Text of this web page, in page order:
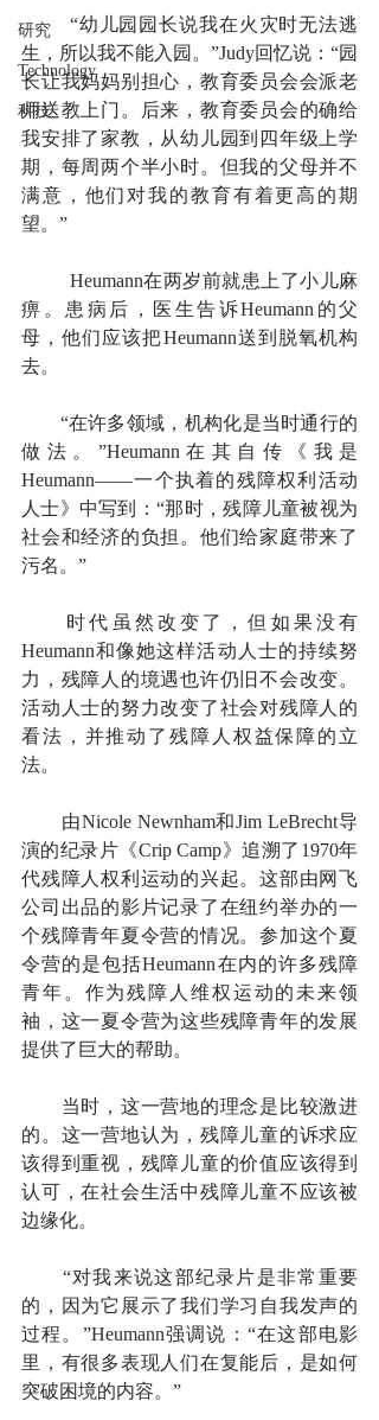
研究
Technology
科技
	“幼儿园园长说我在火灾时无法逃
生，所以我不能入园。”Judy回忆说：“园
长让我妈妈别担心，教育委员会会派老
师送教上门。后来，教育委员会的确给
我安排了家教，从幼儿园到四年级上学
期，每周两个半小时。但我的父母并不
满意，他们对我的教育有着更高的期
望。”
痹。患病后，医生告诉Heumann的父
母，他们应该把Heumann送到脱氧机构
去。
“在许多领域，机构化是当时通行的
做法。”Heumann在其自传《我是
Heumann——一个执着的残障权利活动
人士》中写到：“那时，残障儿童被视为
社会和经济的负担。他们给家庭带来了
污名。”
时代虽然改变了，但如果没有
Heumann和像她这样活动人士的持续努
力，残障人的境遇也许仍旧不会改变。
活动人士的努力改变了社会对残障人的
看法，并推动了残障人权益保障的立
法。
由Nicole Newnham和Jim LeBrecht导
演的纪录片《Crip Camp》追溯了1970年
代残障人权利运动的兴起。这部由网飞
公司出品的影片记录了在纽约举办的一
个残障青年夏令营的情况。参加这个夏
令营的是包括Heumann在内的许多残障
青年。作为残障人维权运动的未来领
袖，这一夏令营为这些残障青年的发展
提供了巨大的帮助。
当时，这一营地的理念是比较激进
的。这一营地认为，残障儿童的诉求应
该得到重视，残障儿童的价值应该得到
认可，在社会生活中残障儿童不应该被
边缘化。
“对我来说这部纪录片是非常重要
的，因为它展示了我们学习自我发声的
过程。”Heumann强调说：“在这部电影
里，有很多表现人们在复能后，是如何
突破困境的内容。”